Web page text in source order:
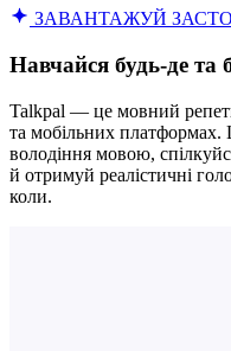
ЗАВАНТАЖУЙ
Навчайся будь-де та
Talkpal — це мовний
та мобільних
володіння мовою,
й отримуй реалістичні
коли.